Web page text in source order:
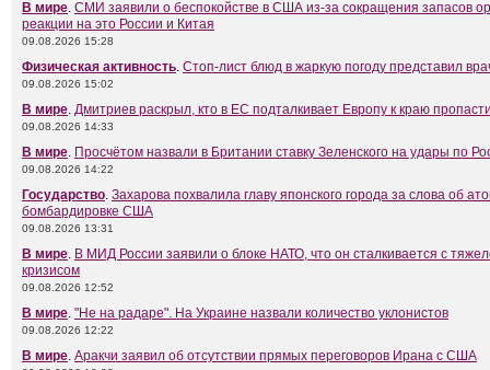
В мире. СМИ заявили о беспокойстве в США из-за сокращения запасов
реакции на это России и Китая
09.08.2026 15:28
Физическая активность. Стоп-лист блюд в жаркую погоду представил
09.08.2026 15:02
В мире. Дмитриев раскрыл, кто в ЕС подталкивает Европу к краю
09.08.2026 14:33
В мире. Просчётом назвали в Британии ставку Зеленского на удары по
09.08.2026 14:22
Государство. Захарова похвалила главу японского города за слова об
бомбардировке США
09.08.2026 13:31
В мире. В МИД России заявили о блоке НАТО, что он сталкивается с
кризисом
09.08.2026 12:52
В мире. "Не на радаре". На Украине назвали количество уклонистов
09.08.2026 12:22
В мире. Аракчи заявил об отсутствии прямых переговоров Ирана с США